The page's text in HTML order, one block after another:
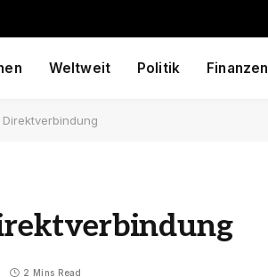
Weltweit Politik Finanzen
2 Mins Read